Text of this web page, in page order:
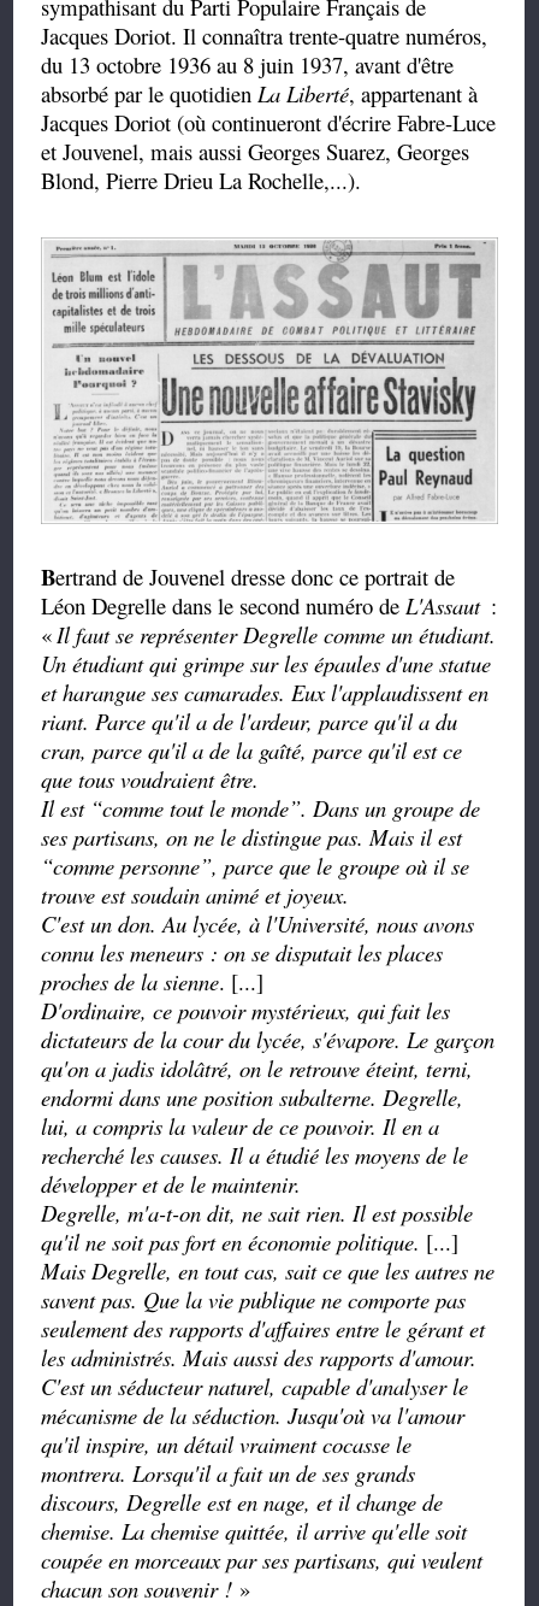
sympathisant du Parti Populaire Français de
Jacques Doriot. Il connaîtra trente-quatre numéros,
du 13 octobre 1936 au 8 juin 1937, avant d'être
absorbé par le quotidienLa Liberté, appartenant à
Jacques Doriot (où continueront d'écrire Fabre-Luce
et Jouvenel, mais aussi Georges Suarez, Georges
Blond, Pierre Drieu La Rochelle,...).
Bertrand de Jouvenel dresse donc ce portrait de
Léon Degrelle dans le second numéro deL'Assaut :
«Il faut se représenter Degrelle comme un étudiant.
Un étudiant qui grimpe sur les épaules d'une statue
et harangue ses camarades. Eux l'applaudissent en
riant. Parce qu'il a de l'ardeur, parce qu'il a du
cran, parce qu'il a de la gaîté, parce qu'il est ce
que tous voudraient être.
Il est “comme tout lemonde”. Dans un groupe de
ses partisans, on ne le distingue pas. Mais il est
“comme personne”, parce que le groupe où il se
trouve est soudain animé et joyeux.
C'est un don. Au lycée, à l'Université, nous avons
connu les meneurs : on se disputait les places
proches de la sienne. [...]
D'ordinaire, ce pouvoir mystérieux, qui fait les
dictateurs de la cour du lycée, s'évapore. Le garçon
qu'on a jadis idolâtré, on le retrouve éteint, terni,
endormi dans une position subalterne. Degrelle,
lui, a compris la valeur de ce pouvoir. Il en a
recherché les causes. Il a étudié les moyens de le
développer et de le maintenir.
Degrelle, m'a-t-on dit, ne sait rien. Il est possible
qu'il ne soit pas fort en économie politique. [...]
Mais Degrelle, en tout cas, sait ce que les autres ne
savent pas. Que la vie publique ne comporte pas
seulement des rapports d'affaires entre le gérant et
les administrés. Mais aussi des rapports d'amour.
C'est un séducteur naturel, capable d'analyser le
mécanisme de la séduction. Jusqu'où va l'amour
qu'il inspire, un détail vraiment cocasse le
montrera. Lorsqu'il a fait un de ses grands
discours, Degrelle est en nage, et il change de
chemise. La chemise quittée, il arrive qu'elle soit
coupée en morceaux par ses partisans, qui veulent
chacun son souvenir ! »